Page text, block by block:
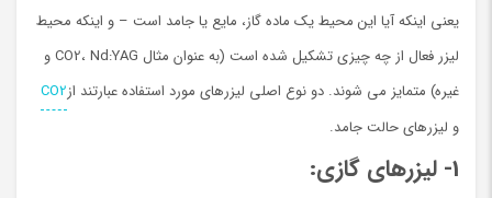
یعنی اینکه آیا این محیط یک ماده گاز، مایع یا جامد است – و اینکه محیط
لیزر فعال از چه چیزی تشکیل شده است (به عنوان مثال CO2، Nd:YAG و
غیره) متمایز می شوند. دو نوع اصلی لیزرهای مورد استفاده عبارتند ازCO2
و لیزرهای حالت جامد.
1- ليزرهاي گازي: